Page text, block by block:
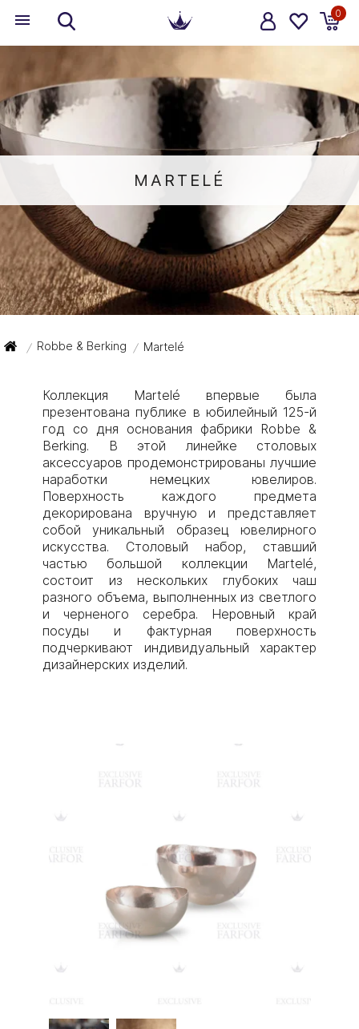
0
MARTELÉ
/ Robbe & Berking / Martelé
Коллекция Martelé впервые была
презентована публике в юбилейный 125-й
год со дня основания фабрики Robbe &
Berking. В этой линейке столовых
аксессуаров продемонстрированы лучшие
наработки немецких ювелиров.
Поверхность каждого предмета
декорирована вручную и представляет
собой уникальный образец ювелирного
искусства. Столовый набор, ставший
частью большой коллекции Martelé,
состоит из нескольких глубоких чаш
разного объема, выполненных из светлого
и черненого серебра. Неровный край
посуды и фактурная поверхность
подчеркивают индивидуальный характер
дизайнерских изделий.